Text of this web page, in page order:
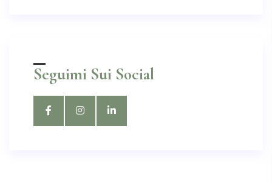
Seguimi Sui Social